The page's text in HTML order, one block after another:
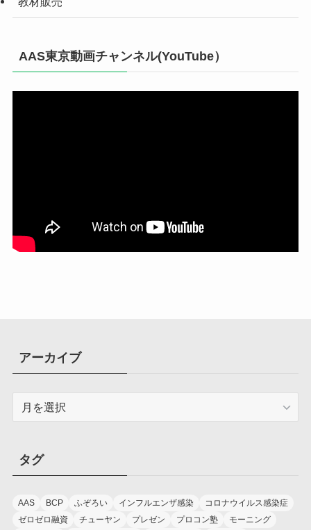
AAS東京動画チャンネル(YouTube）
アーカイブ
ブ
タグ
AAS BCP ふぞろい インフルエンザ感染
コロナウイルス感染症
ゼロゼロ融資
チューヤン プレゼン プロコン塾
モーニング